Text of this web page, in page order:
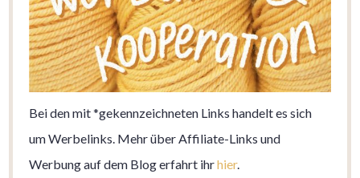
Bei den mit *gekennzeichneten Links handelt es sich
um Werbelinks. Mehr über Affiliate-Links und
Werbung auf dem Blog erfahrt ihrhier.